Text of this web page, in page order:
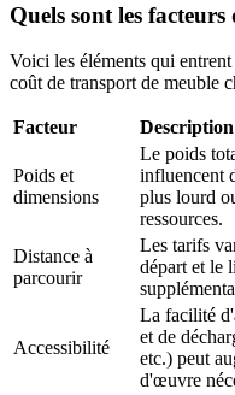
Quels sont les
Voici les éléments qui
coût de transport de meuble
Facteur Description
Poids et
dimensions
Le poids
influencent
plus lourd
ressources.
Distance à
parcourir
Les tarifs
départ et le
Accessibilité
La facilité
et de
etc.) peut
d'œuvre